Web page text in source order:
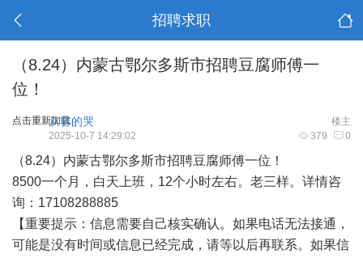
招聘求职
（8.24）内蒙古鄂尔多斯市招聘豆腐师傅一
位！
点击重新加载 楼主
从容的哭
379 0
2025-10-7 14:29:02
（8.24）内蒙古鄂尔多斯市招聘豆腐师傅一位！
8500一个月，白天上班，12个小时左右。老三样。详情咨
询：17108288885
【重要提示：信息需要自己核实确认。如果电话无法接通，
可能是没有时间或信息已经完成，请等以后再联系。如果信